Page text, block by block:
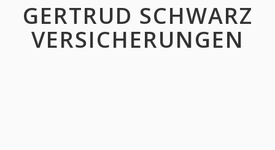
GERTRUD SCHWARZ
VERSICHERUNGEN